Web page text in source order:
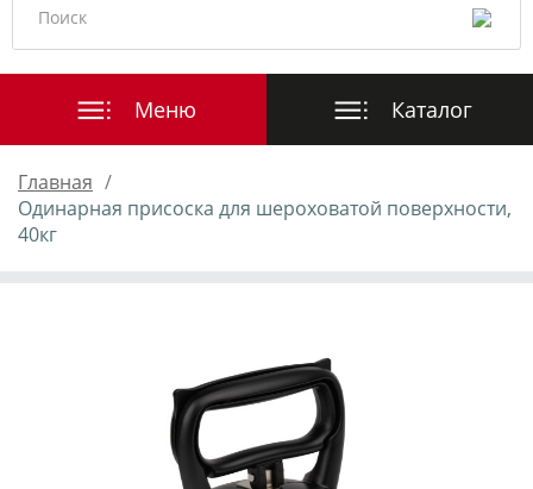
Главная
Одинарная присоска для шероховатой поверхности,
40кг